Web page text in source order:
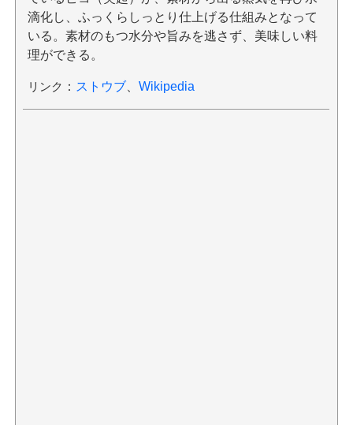
滴化し、ふっくらしっとり仕上げる仕組みとなって
いる。素材のもつ水分や旨みを逃さず、美味しい料
理ができる。
リンク ： ストウブ、 Wikipedia